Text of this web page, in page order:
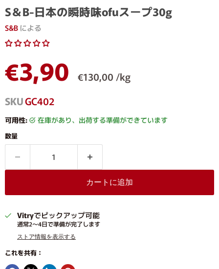
S＆B-日本の瞬時味ofuスープ30g
S&Bによる
現在の価格
€3,90
€130,00 /kg
SKUGC402
可用性: 在庫があり、出荷する準備ができています
数量
カートに追加
Vitryでピックアップ可能
通常2〜4日で準備が完了します
ストア情報を表示する
これを共有：